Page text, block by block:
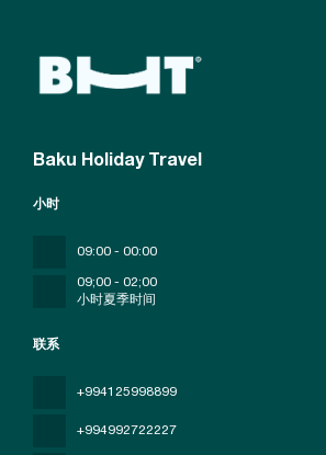
Baku Holiday Travel
联系
+994125998899
+994992722227
小时
09:00 - 00:00
09;00 - 02;00
小时夏季时间